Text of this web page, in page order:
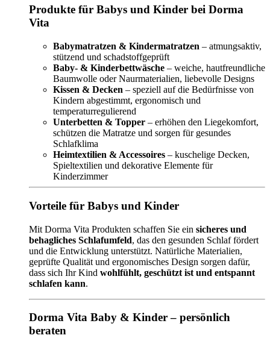
Produkte für Babys und Kinder bei Dorma
Vita
Babymatratzen & Kindermatratzen – atmungsaktiv,
stützend und schadstoffgeprüft
Baby- & Kinderbettwäsche – weiche, hautfreundliche
Baumwolle oder Naurmaterialien, liebevolle Designs
Kissen & Decken – speziell auf die Bedürfnisse von
Kindern abgestimmt, ergonomisch und
temperaturregulierend
Unterbetten & Topper – erhöhen den Liegekomfort,
schützen die Matratze und sorgen für gesundes
Schlafklima
Heimtextilien & Accessoires – kuschelige Decken,
Spieltextilien und dekorative Elemente für
Kinderzimmer
Vorteile für Babys und Kinder
Mit Dorma Vita Produkten schaffen Sie ein sicheres und
behagliches Schlafumfeld, das den gesunden Schlaf fördert
und die Entwicklung unterstützt. Natürliche Materialien,
geprüfte Qualität und ergonomisches Design sorgen dafür,
dass sich Ihr Kind wohlfühlt, geschützt ist und entspannt
schlafen kann.
Dorma Vita Baby & Kinder – persönlich
beraten